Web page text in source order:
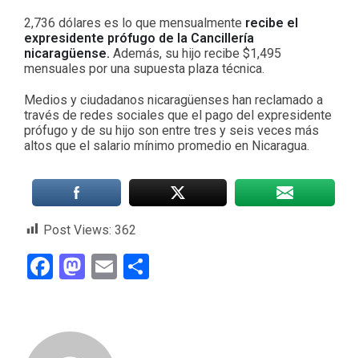
2,736 dólares es lo que mensualmente recibe el
expresidente prófugo de la Cancillería
nicaragüense. Además, su hijo recibe $1,495
mensuales por una supuesta plaza técnica.
Medios y ciudadanos nicaragüenses han reclamado a
través de redes sociales que el pago del expresidente
prófugo y de su hijo son entre tres y seis veces más
altos que el salario mínimo promedio en Nicaragua.
Post Views: 362
Facebook
Mastodon
Email